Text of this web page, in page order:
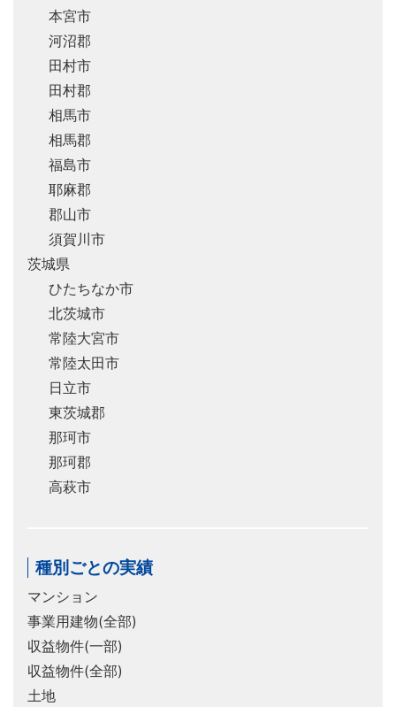
本宮市
河沼郡
田村市
田村郡
相馬市
相馬郡
福島市
耶麻郡
郡山市
須賀川市
茨城県
ひたちなか市
北茨城市
常陸大宮市
常陸太田市
日立市
東茨城郡
那珂市
那珂郡
高萩市
種別ごとの実績
マンション
事業用建物(全部)
収益物件(一部)
収益物件(全部)
土地